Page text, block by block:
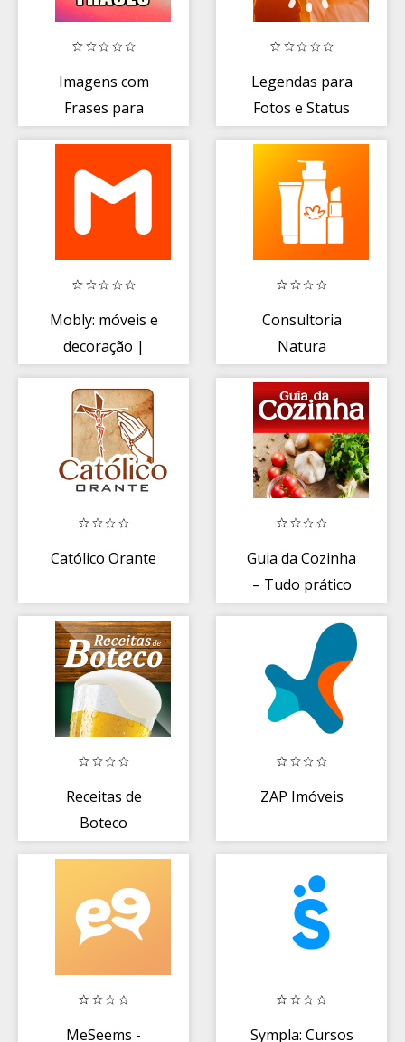
Imagens com
Frases para
Legendas para
Fotos e Status
Mobly: móveis e
decoração |
2020
Consultoria
Natura
Católico Orante
Guia da Cozinha
– Tudo prático
Receitas de
Boteco
ZAP Imóveis
MeSeems - Sympla: Cursos